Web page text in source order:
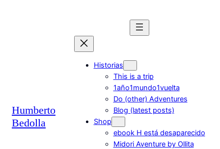
Humberto
Bedolla
Historias
This is a trip
1año1mundo1vuelta
Do (other) Adventures
Blog (latest posts)
Shop
ebook H está desaparecido
Midori Aventure by Ollita